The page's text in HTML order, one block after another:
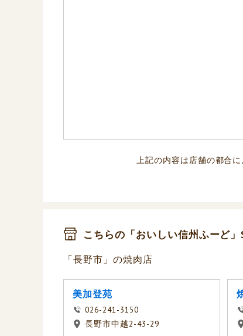
上記の内容は店舗の都合
こちらの「おいしい信州ふーど」
「長野市」の焼肉店
美加登苑
026-241-3150
長野市中越2-43-29